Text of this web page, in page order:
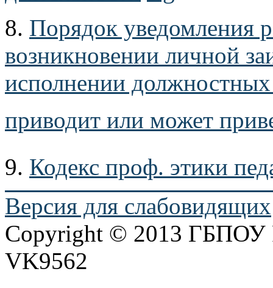
8. Порядок уведомления
возникновении личной
исполнении должностных
приводит или может
9. Кодекс проф. этики
Версия для слабовидящих
Copyright © 2013
VK9562